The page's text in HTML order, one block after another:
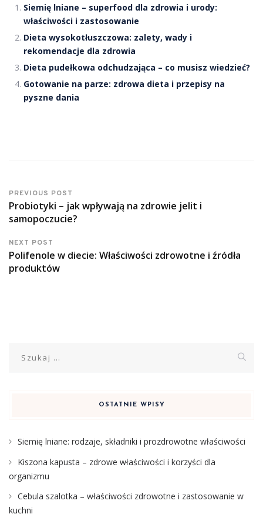
Siemię lniane – superfood dla zdrowia i urody:
właściwości i zastosowanie
Dieta wysokotłuszczowa: zalety, wady i
rekomendacje dla zdrowia
Dieta pudełkowa odchudzająca – co musisz wiedzieć?
Gotowanie na parze: zdrowa dieta i przepisy na
pyszne dania
PREVIOUS POST
Probiotyki – jak wpływają na zdrowie jelit i
samopoczucie?
NEXT POST
Polifenole w diecie: Właściwości zdrowotne i źródła
produktów
OSTATNIE WPISY
Siemię lniane: rodzaje, składniki i prozdrowotne właściwości
Kiszona kapusta – zdrowe właściwości i korzyści dla
organizmu
Cebula szalotka – właściwości zdrowotne i zastosowanie w
kuchni